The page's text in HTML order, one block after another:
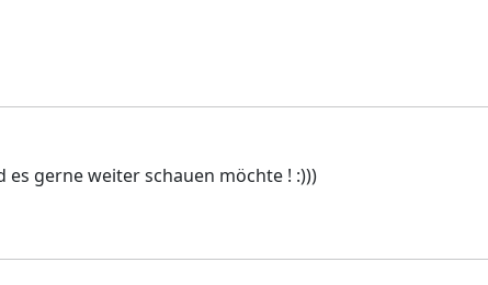
gerne weiter schauen möchte ! :)))